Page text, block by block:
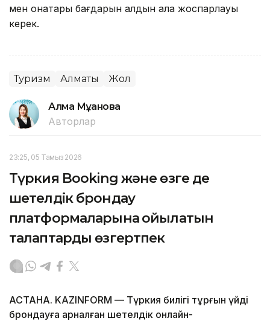
мен қонақтары бағдарын алдын ала жоспарлауы
керек.
Туризм Алматы Жол
Алма Мұқанова
Авторлар
23:25, 05 Тамыз 2026
Түркия Booking және өзге де
шетелдік брондау
платформаларына қойылатын
талаптарды өзгертпек
АСТАНА. KAZINFORM — Түркия билігі тұрғын үйді
брондауға арналған шетелдік онлайн-